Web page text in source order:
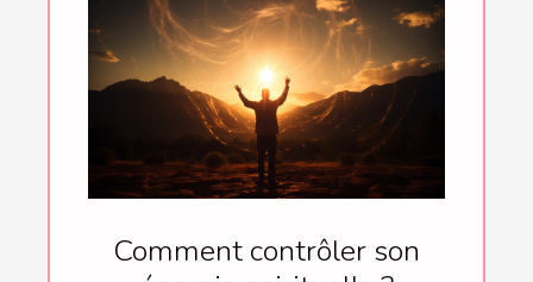
Comment contrôler son